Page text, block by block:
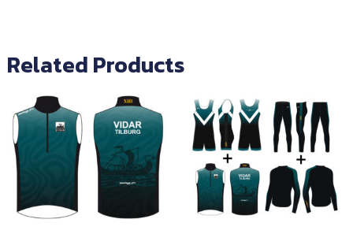
Related Products